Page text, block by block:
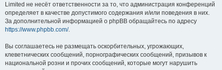
Limited не несёт ответственности за то, что администрация конференций
определяет в качестве допустимого содержания и/или поведения в них.
За дополнительной информацией о phpBB обращайтесь по адресу
https://www.phpbb.com/.
Вы соглашаетесь не размещать оскорбительных, угрожающих,
клеветнических сообщений, порнографических сообщений, призывов к
национальной розни и прочих сообщений, которые могут нарушить